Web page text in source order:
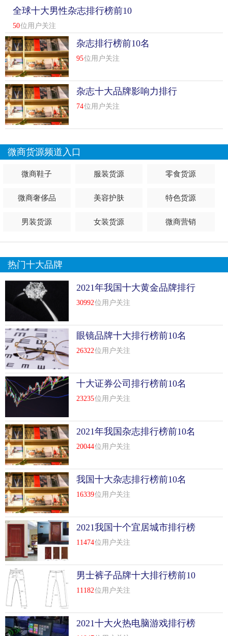
全球十大男性杂志排行榜前10
名
50位用户关注
杂志排行榜前10名
95位用户关注
杂志十大品牌影响力排行
74位用户关注
微商货源频道入口
微商鞋子 服装货源 零食货源
微商奢侈品 美容护肤 特色货源
男装货源 女装货源 微商营销
热门十大品牌
2021年我国十大黄金品牌排行
榜前十名
30992位用户关注
眼镜品牌十大排行榜前10名
26322位用户关注
十大证券公司排行榜前10名
23235位用户关注
2021年我国杂志排行榜前10名
20044位用户关注
我国十大杂志排行榜前10名
16339位用户关注
2021我国十个宜居城市排行榜
前10名
11474位用户关注
男士裤子品牌十大排行榜前10
名
11182位用户关注
2021十大火热电脑游戏排行榜